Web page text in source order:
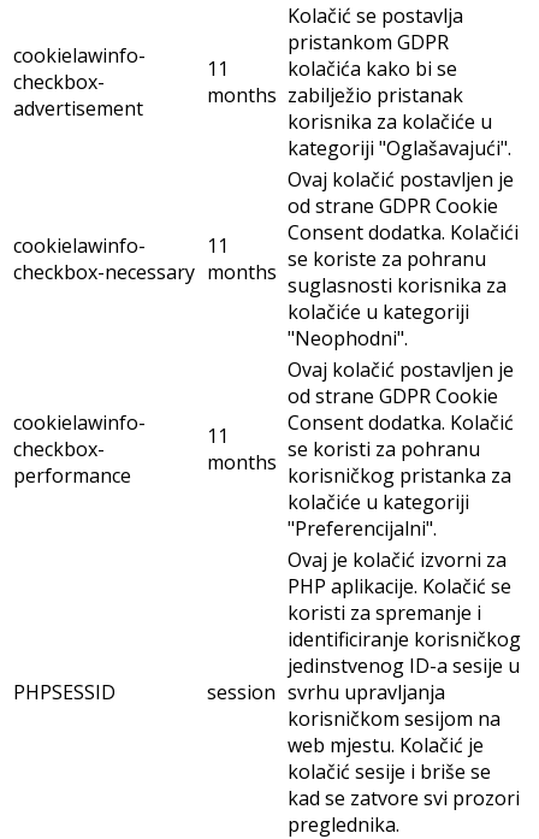
cookielawinfo-
checkbox-
advertisement
11
months
Kolačić se postavlja
pristankom GDPR
kolačića kako bi se
zabilježio pristanak
korisnika za kolačiće u
kategoriji "Oglašavajući".
cookielawinfo-
checkbox-necessary
11
months
Ovaj kolačić postavljen je
od strane GDPR Cookie
Consent dodatka. Kolačići
se koriste za pohranu
suglasnosti korisnika za
kolačiće u kategoriji
"Neophodni".
cookielawinfo-
checkbox-
performance
11
months
Ovaj kolačić postavljen je
od strane GDPR Cookie
Consent dodatka. Kolačić
se koristi za pohranu
korisničkog pristanka za
kolačiće u kategoriji
"Preferencijalni".
PHPSESSID session
Ovaj je kolačić izvorni za
PHP aplikacije. Kolačić se
koristi za spremanje i
identificiranje korisničkog
jedinstvenog ID-a sesije u
svrhu upravljanja
korisničkom sesijom na
web mjestu. Kolačić je
kolačić sesije i briše se
kad se zatvore svi prozori
preglednika.